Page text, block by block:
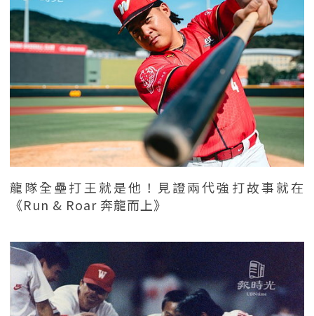
龍隊全壘打王就是他！見證兩代強打故事就在
《Run & Roar 奔龍而上》